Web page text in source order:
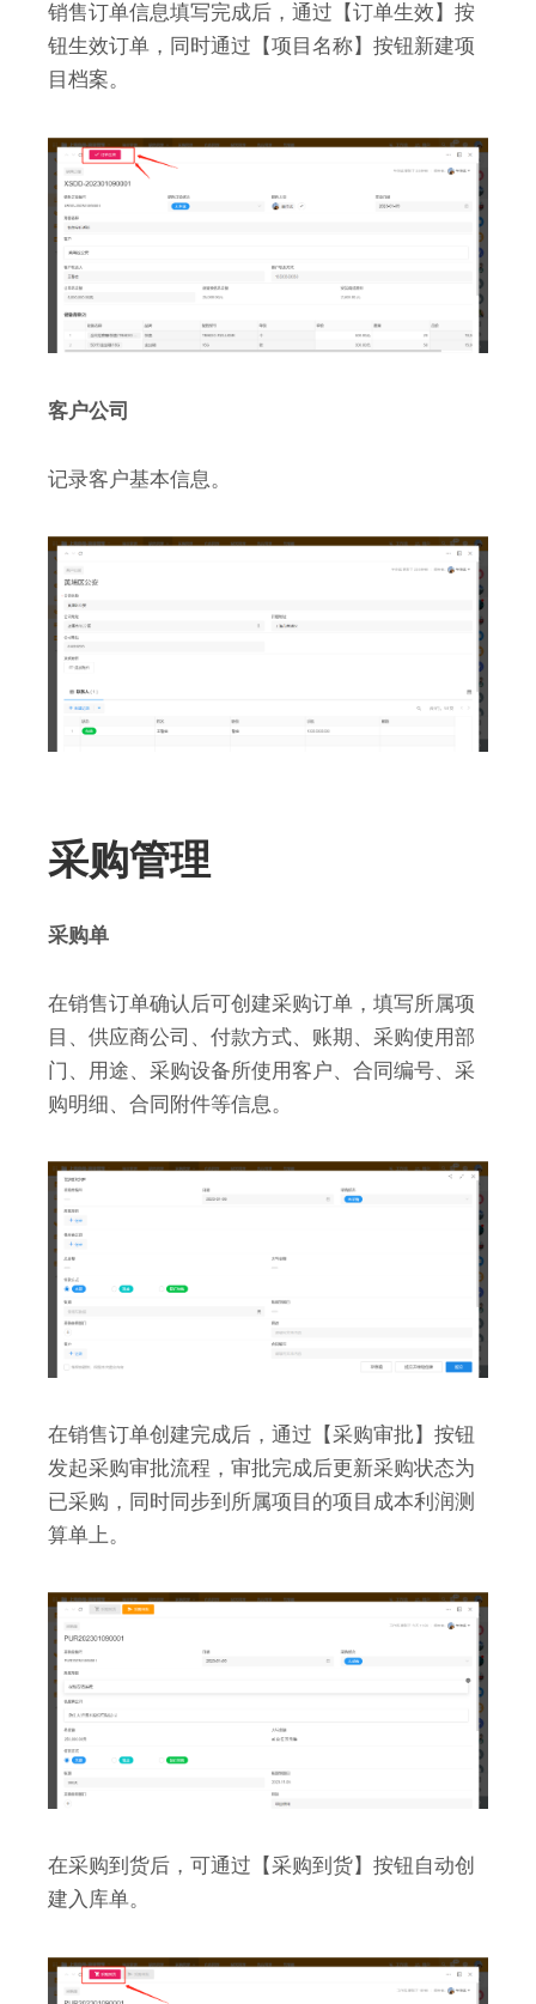
销售订单信息填写完成后，通过【订单生效】按
钮生效订单，同时通过【项目名称】按钮新建项
目档案。
客户公司
记录客户基本信息。
采购管理
采购单
在销售订单确认后可创建采购订单，填写所属项
目、供应商公司、付款方式、账期、采购使用部
门、用途、采购设备所使用客户、合同编号、采
购明细、合同附件等信息。
在销售订单创建完成后，通过【采购审批】按钮
发起采购审批流程，审批完成后更新采购状态为
已采购，同时同步到所属项目的项目成本利润测
算单上。
在采购到货后，可通过【采购到货】按钮自动创
建入库单。